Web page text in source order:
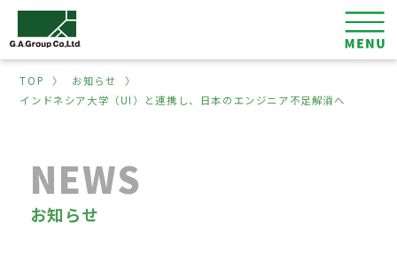
TOP 〉 お知らせ
〉
インドネシア大学（UI）と連携し、日本のエンジニア不足解消へ
NEWS
お知らせ